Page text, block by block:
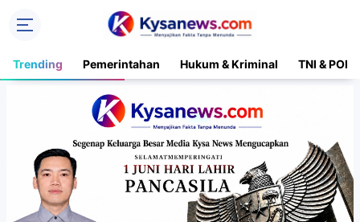
Trending Pemerintahan Hukum & Kriminal TNI &